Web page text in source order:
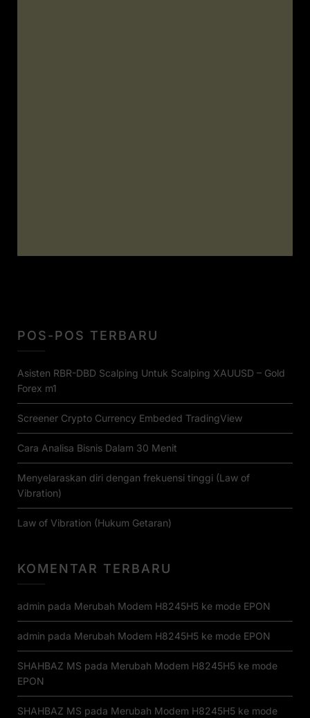
POS-POS TERBARU
Asisten RBR-DBD Scalping Untuk Scalping XAUUSD – Gold
Forex m1
Screener Crypto Currency Embeded TradingView
Cara Analisa Bisnis Dalam 30 Menit
Menyelaraskan diri dengan frekuensi tinggi (Law of
Vibration)
Law of Vibration (Hukum Getaran)
KOMENTAR TERBARU
admin pada Merubah Modem H8245H5 ke mode EPON
admin pada Merubah Modem H8245H5 ke mode EPON
SHAHBAZ MS pada Merubah Modem H8245H5 ke mode
EPON
SHAHBAZ MS pada Merubah Modem H8245H5 ke mode